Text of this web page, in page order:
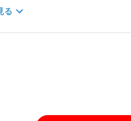
…。 夢だと思い、言われるがま
る